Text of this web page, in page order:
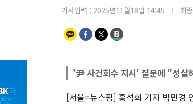
기사입력 : 2025년11월18일 14:45 최
'尹 사건회수 지시' 질문에 "성실
[서울=뉴스핌] 홍석희 기자 박민경